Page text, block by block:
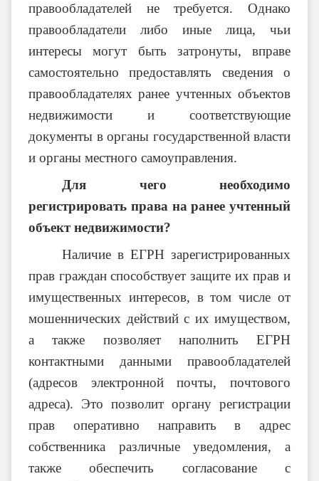
правообладателей не требуется. Однако
правообладатели либо иные лица, чьи
интересы могут быть затронуты, вправе
самостоятельно предоставлять сведения о
правообладателях ранее учтенных объектов
недвижимости и соответствующие
документы в органы государственной власти
и органы местного самоуправления.
Для чего необходимо
регистрировать права на ранее учтенный
объект недвижимости?
Наличие в ЕГРН зарегистрированных
прав граждан способствует защите их прав и
имущественных интересов, в том числе от
мошеннических действий с их имуществом,
а также позволяет наполнить ЕГРН
контактными данными правообладателей
(адресов электронной почты, почтового
адреса). Это позволит органу регистрации
прав оперативно направить в адрес
собственника различные уведомления, а
также обеспечить согласование с